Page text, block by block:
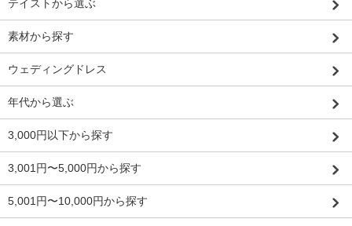
テイストから選ぶ
素材から探す
ウェディングドレス
年代から選ぶ
3,000円以下から探す
3,001円〜5,000円から探す
5,001円〜10,000円から探す